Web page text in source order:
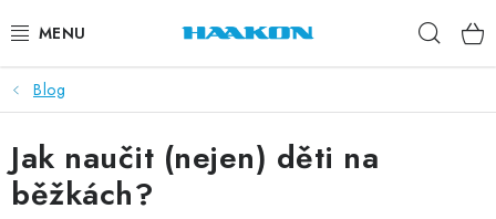
na
BĚŽECKÉ HOLE
NORDIC WALKING
TRAIL RUNNING
Blog
Jak naučit (nejen) děti na
běžkách?